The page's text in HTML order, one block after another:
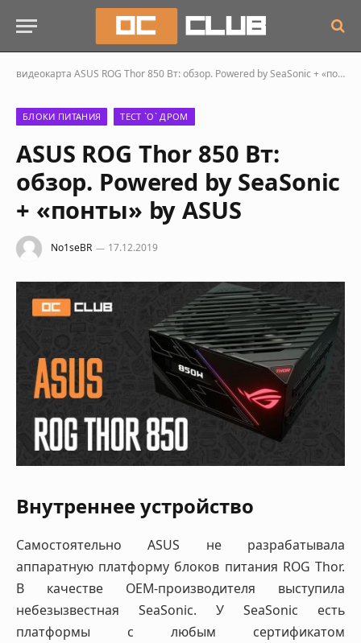
видеокарта ASUS ROG Thor 850 Вт: обзор. Powered by SeaSonic + «понты» by ASUS
БЛОКИ ПИТАНИЯ ТЕСТ `О` ДРОМ
ASUS ROG Thor 850 Вт:
обзор. Powered by SeaSonic
+ «понты» by ASUS
No1seBR 17.12.2019
Внутреннее устройство
Самостоятельно ASUS не разрабатывала
аппаратную платформу блоков питания ROG Thor.
В качестве OEM-производителя выступила
небезызвестная SeaSonic. У SeaSonic есть
платформы с любым сертификатом